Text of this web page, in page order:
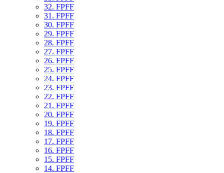
32. FPFF
31. FPFF
30. FPFF
29. FPFF
28. FPFF
27. FPFF
26. FPFF
25. FPFF
24. FPFF
23. FPFF
22. FPFF
21. FPFF
20. FPFF
19. FPFF
18. FPFF
17. FPFF
16. FPFF
15. FPFF
14. FPFF